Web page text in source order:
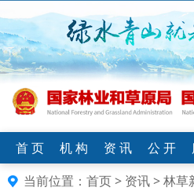
首 页 机 构 资 讯 公 开
当前位置： 首页> 资讯>林草